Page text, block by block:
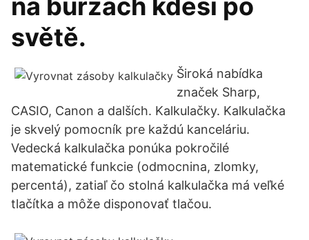
na burzách kdesi po
světě.
Široká nabídka
značek Sharp,
CASIO, Canon a dalších. Kalkulačky. Kalkulačka
je skvelý pomocník pre každú kanceláriu.
Vedecká kalkulačka ponúka pokročilé
matematické funkcie (odmocnina, zlomky,
percentá), zatiaľ čo stolná kalkulačka má veľké
tlačítka a môže disponovať tlačou.